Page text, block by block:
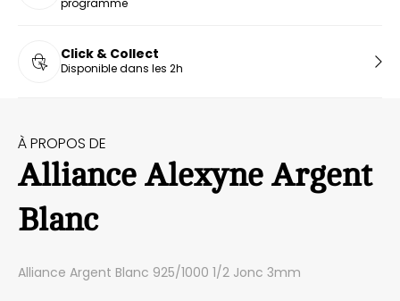
Click & Collect
Disponible dans les 2h
À PROPOS DE
Alliance Alexyne Argent
Blanc
Alliance Argent Blanc 925/1000 1/2 Jonc 3mm